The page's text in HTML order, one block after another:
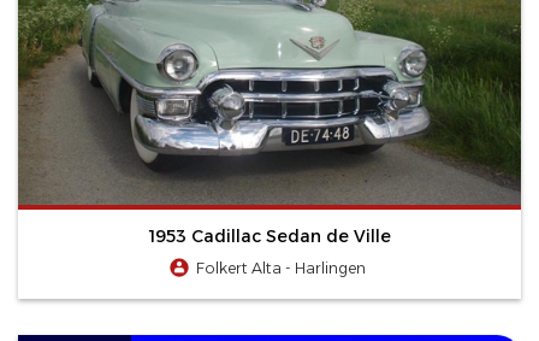
1953 Cadillac Sedan de Ville
Folkert Alta - Harlingen